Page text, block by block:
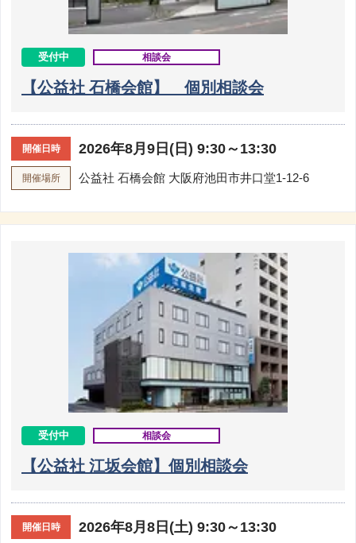
受付中 相談会
【公益社 石橋会館】 個別相談会
開催日時 2026年8月9日(日) 9:30～13:30
開催場所 公益社 石橋会館 大阪府池田市井口堂1-12-6
受付中 相談会
【公益社 江坂会館】個別相談会
開催日時 2026年8月8日(土) 9:30～13:30